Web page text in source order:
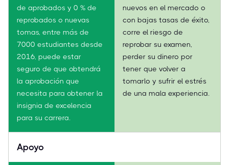
de aprobados y 0 % de
reprobados o nuevas
tomas, entre más de
7000 estudiantes desde
2016, puede estar
seguro de que obtendrá
la aprobación que
necesita para obtener la
insignia de excelencia
para su carrera.
nuevos en el mercado o
con bajas tasas de éxito,
corre el riesgo de
reprobar su examen,
perder su dinero por
tener que volver a
tomarlo y sufrir el estrés
de una mala experiencia.
Apoyo